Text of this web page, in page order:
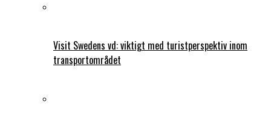
Visit Swedens vd: viktigt med turistperspektiv inom
transportområdet